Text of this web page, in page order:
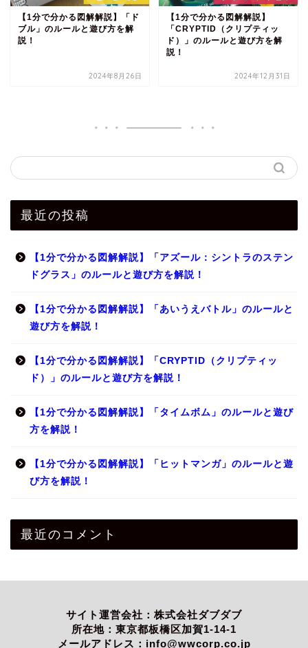
【1分で分かる図解解説】「ド
ブル」のルールと遊び方を解
説！
2024年8月26日
【1分で分かる図解解説】
「CRYPTID（クリプティッ
ド）」のルールと遊び方を解
説！
2024年12月31日
最近の投稿
【1分で分かる図解解説】「アズール：シントラのステン
ドグラス」のルールと遊び方を解説！
【1分で分かる図解解説】「あいうえバトル」のルールと
遊び方を解説！
【1分で分かる図解解説】「CRYPTID（クリプティッ
ド）」のルールと遊び方を解説！
【1分で分かる図解解説】「タイムボム」のルールと遊び
方を解説！
【1分で分かる図解解説】「ヒットマンガ」のルールと遊
び方を解説！
最近のコメント
サイト運営会社：株式会社ダブダブ
所在地：東京都板橋区加賀1-14-1
メールアドレス：info@wwcorp.co.jp